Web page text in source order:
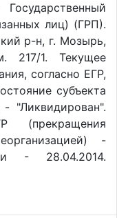
лиц) (ГРП).
р-н, г. Мозырь,
217/1. Текущее
согласно ЕГР,
субъекта
- "Ликвидирован".
-
- 28.04.2014.